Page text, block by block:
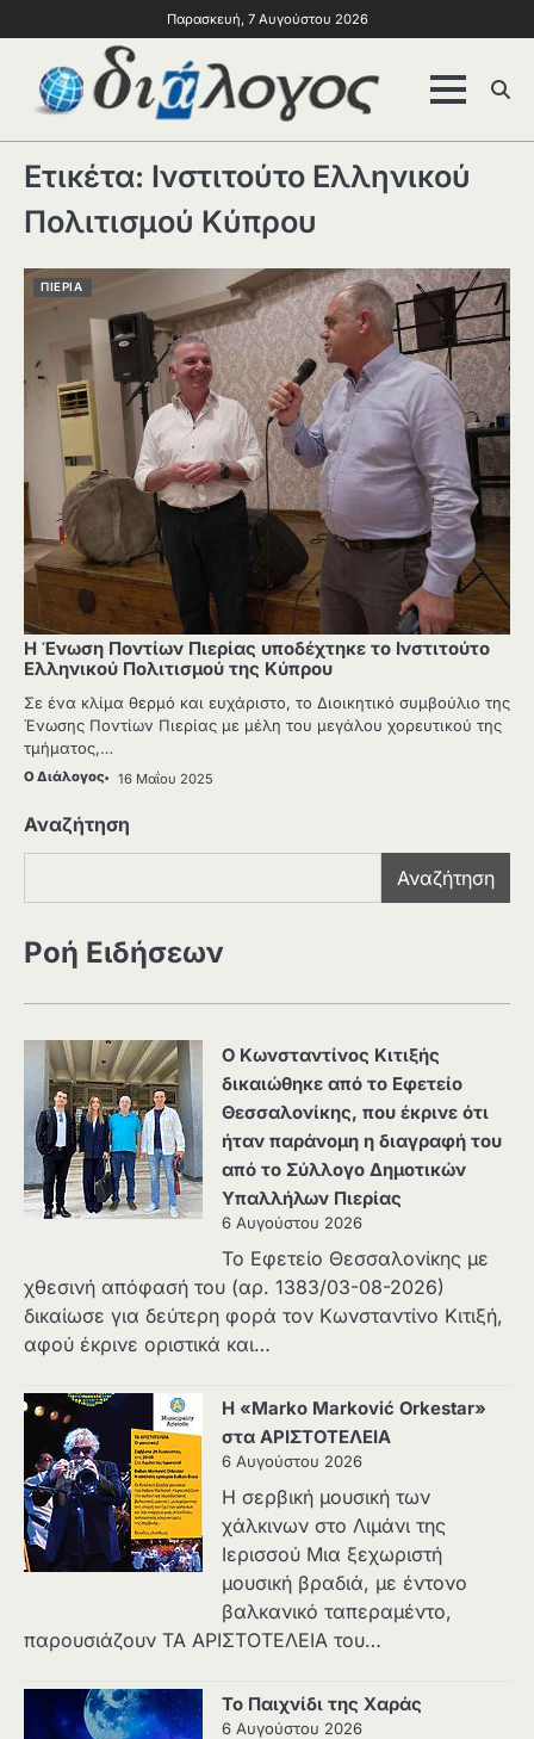
Παρασκευή, 7 Αυγούστου 2026
Ετικέτα: Ινστιτούτο Ελληνικού
Πολιτισμού Κύπρου
ΠΙΕΡΙΑ
Η Ένωση Ποντίων Πιερίας υποδέχτηκε το Ινστιτούτο
Ελληνικού Πολιτισμού της Κύπρου
Σε ένα κλίμα θερμό και ευχάριστο, το Διοικητικό συμβούλιο της
Ένωσης Ποντίων Πιερίας με μέλη του μεγάλου χορευτικού της
τμήματος,…
Ο Διάλογος 16 Μαΐου 2025
Αναζήτηση
Αναζήτηση
Ροή Ειδήσεων
Ο Κωνσταντίνος Κιτιξής
δικαιώθηκε από το Εφετείο
Θεσσαλονίκης, που έκρινε ότι
ήταν παράνομη η διαγραφή του
από το Σύλλογο Δημοτικών
Υπαλλήλων Πιερίας
6 Αυγούστου 2026
Το Εφετείο Θεσσαλονίκης με
χθεσινή απόφασή του (αρ. 1383/03-08-2026)
δικαίωσε για δεύτερη φορά τον Κωνσταντίνο Κιτιξή,
αφού έκρινε οριστικά και…
Η «Marko Marković Orkestar»
στα ΑΡΙΣΤΟΤΕΛΕΙΑ
6 Αυγούστου 2026
Η σερβική μουσική των
χάλκινων στο Λιμάνι της
Ιερισσού Μια ξεχωριστή
μουσική βραδιά, με έντονο
βαλκανικό ταπεραμέντο,
παρουσιάζουν ΤΑ ΑΡΙΣΤΟΤΕΛΕΙΑ του…
Το Παιχνίδι της Χαράς
6 Αυγούστου 2026